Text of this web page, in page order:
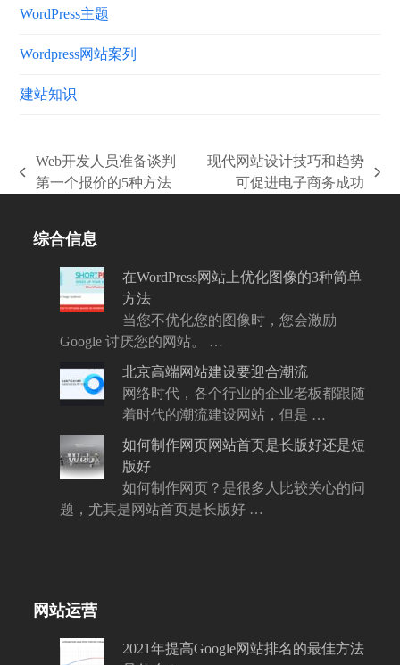
WordPress主题
Wordpress网站案列
建站知识
上
文
Web开发人员准备谈判
第一个报价的5种方法
现代网站设计技巧和趋势
可促进电子商务成功
综合信息
在WordPress网站上优化图像的3种简单
方法
当您不优化您的图像时，您会激励
Google 讨厌您的网站。 …
北京高端网站建设要迎合潮流
网络时代，各个行业的企业老板都跟随
着时代的潮流建设网站，但是 …
如何制作网页网站首页是长版好还是短
版好
如何制作网页？是很多人比较关心的问
题，尤其是网站首页是长版好 …
网站运营
2021年提高Google网站排名的最佳方法